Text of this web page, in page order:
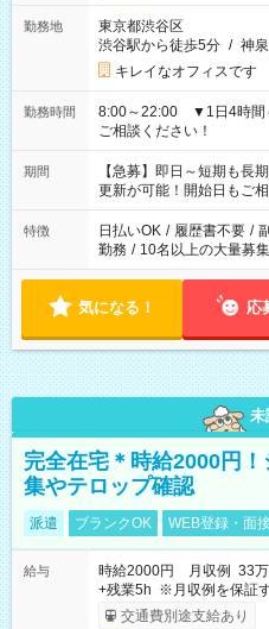
勤務地
東京都渋谷区
渋谷駅から徒歩5分 / 神
キレイなオフィスです
勤務時間
8:00～22:00 ▼1日4時間
ご相談ください！
期間
【急募】即日～短期も長
更新が可能！開始日もご
特徴 日払いOK / 履歴書不要 /
勤務 / 10名以上の大量募集
気になる！ 応
未
完全在宅＊時給2000円
集やテロップ確認
派遣 ブランクOK WEB登録・面
給与
時給2000円 月収例 33万
+残業5h ※月収例を保証
取りサービス利用可（利用
交通費別途支給あり